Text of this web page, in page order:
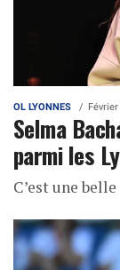
OL LYONNES
Selma
parmi les
C’est une